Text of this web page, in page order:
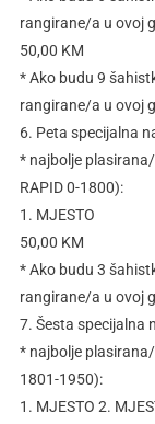
rangirane/a u ovoj
50,00 KM
* Ako budu 9
rangirane/a u ovoj
6. Peta specijalna
* najbolje
RAPID 0-1800):
1. MJESTO
50,00 KM
* Ako budu 3
rangirane/a u ovoj
7. Šesta specijalna
* najbolje
1801-1950):
1. MJESTO 2.